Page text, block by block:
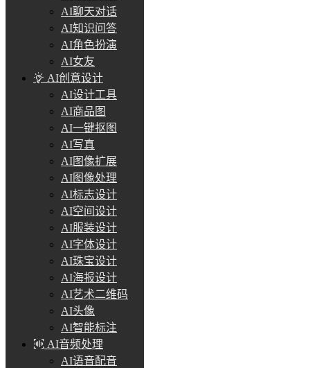
AI聊天对话
AI知识问答
AI角色扮演
AI女友
AI创意设计
AI设计工具
AI商品图
AI一键抠图
AI写真
AI图像扩展
AI图像处理
AI标志设计
AI空间设计
AI服装设计
AI字体设计
AI珠宝设计
AI海报设计
AI艺术二维码
AI头像
AI智能标注
AI音频处理
AI语音配音